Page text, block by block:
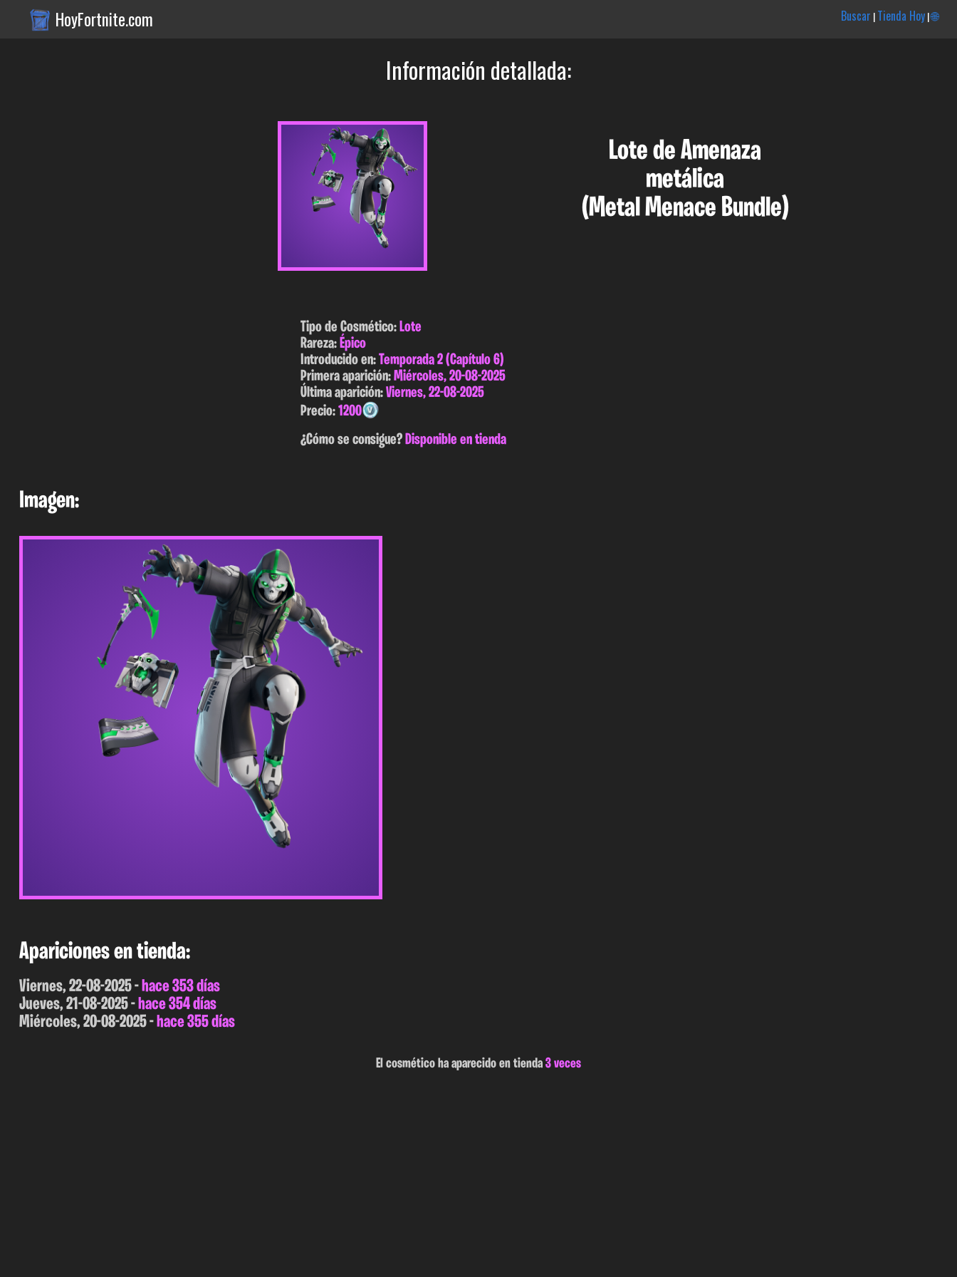
HoyFortnite.com Buscar |Tienda Hoy|🌐
Información detallada:
Lote de Amenaza
metálica
(Metal Menace Bundle)
Tipo de Cosmético:Lote
Rareza:Épico
Introducido en:Temporada 2 (Capítulo 6)
Primera aparición:Miércoles, 20-08-2025
Última aparición:Viernes, 22-08-2025
Precio:1200
¿Cómo se consigue?Disponible en tienda
Imagen:
Apariciones en tienda:
Viernes, 22-08-2025 -hace 353 días
Jueves, 21-08-2025 -hace 354 días
Miércoles, 20-08-2025 -hace 355 días
El cosmético ha aparecido en tienda 3 veces